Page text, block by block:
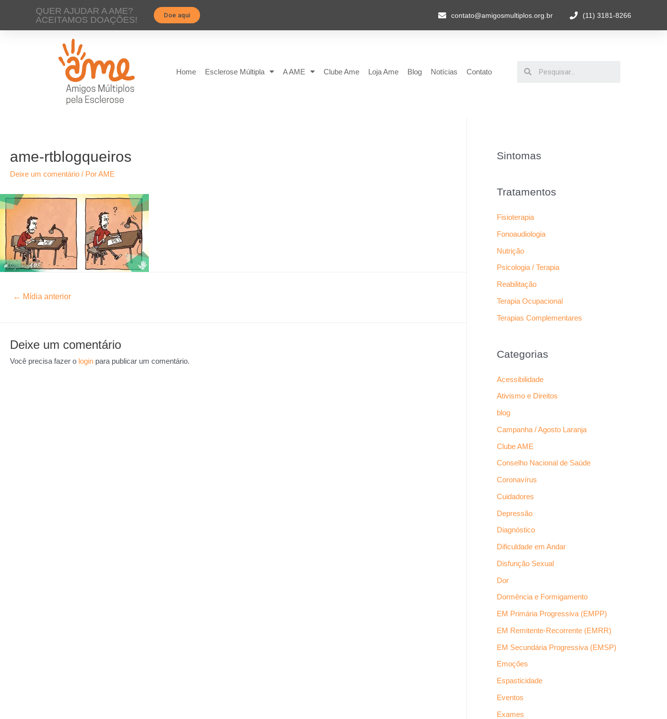
QUER AJUDAR A AME?
ACEITAMOS DOAÇÕES!
Doe aqui contato@amigosmultiplos.org.br (11) 3181-8266
Home Esclerose Múltipla A AME Clube Ame Loja Ame Blog Notícias Contato
ame-rtblogqueiros
Deixe um comentário / PorAME
← Mídia anterior
Deixe um comentário
Você precisa fazer o login para publicar um comentário.
Sintomas
Tratamentos
Fisioterapia
Fonoaudiologia
Nutrição
Psicologia / Terapia
Reabilitação
Terapia Ocupacional
Terapias Complementares
Categorias
Acessibilidade
Ativismo e Direitos
blog
Campanha / Agosto Laranja
Clube AME
Conselho Nacional de Saúde
Coronavírus
Cuidadores
Depressão
Diagnóstico
Dificuldade em Andar
Disfunção Sexual
Dor
Dormência e Formigamento
EM Primária Progressiva (EMPP)
EM Remitente-Recorrente (EMRR)
EM Secundária Progressiva (EMSP)
Emoções
Espasticidade
Eventos
Exames